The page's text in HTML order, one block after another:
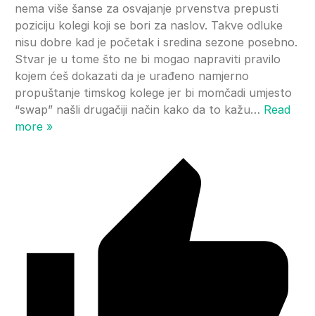
nema više šanse za osvajanje prvenstva prepusti
poziciju kolegi koji se bori za naslov. Takve odluke
nisu dobre kad je početak i sredina sezone posebno.
Stvar je u tome što ne bi mogao napraviti pravilo
kojem ćeš dokazati da je urađeno namjerno
propuštanje timskog kolege jer bi momčadi umjesto
“swap” našli drugačiji način kako da to kažu… Read
more »